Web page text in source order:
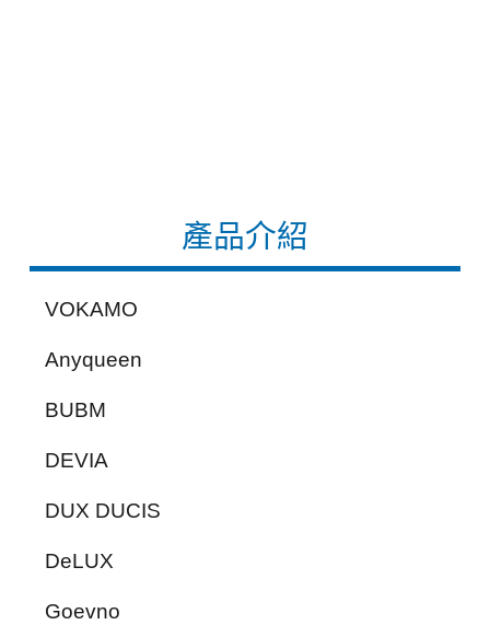
產品介紹
VOKAMO
Anyqueen
BUBM
DEVIA
DUX DUCIS
DeLUX
Goevno